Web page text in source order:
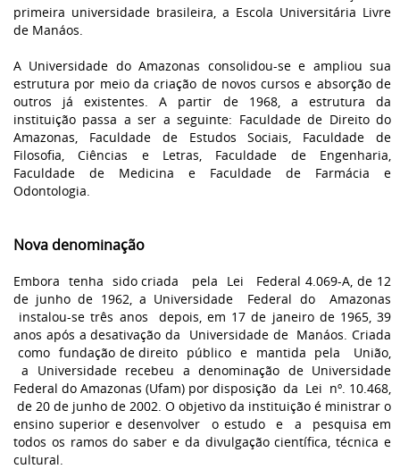
primeira universidade brasileira, a Escola Universitária Livre
de Manáos.
A Universidade do Amazonas consolidou-se e ampliou sua
estrutura por meio da criação de novos cursos e absorção de
outros já existentes. A partir de 1968, a estrutura da
instituição passa a ser a seguinte: Faculdade de Direito do
Amazonas, Faculdade de Estudos Sociais, Faculdade de
Filosofia, Ciências e Letras, Faculdade de Engenharia,
Faculdade de Medicina e Faculdade de Farmácia e
Odontologia.
Nova denominação
Embora tenha sido criada pela Lei Federal 4.069-A, de 12
de junho de 1962, a Universidade Federal do Amazonas
instalou-se três anos depois, em 17 de janeiro de 1965, 39
anos após a desativação da Universidade de Manáos. Criada
como fundação de direito público e mantida pela União,
a Universidade recebeu a denominação de Universidade
Federal do Amazonas (Ufam) por disposição da Lei nº. 10.468,
de 20 de junho de 2002. O objetivo da instituição é ministrar o
ensino superior e desenvolver o estudo e a pesquisa em
todos os ramos do saber e da divulgação científica, técnica e
cultural.